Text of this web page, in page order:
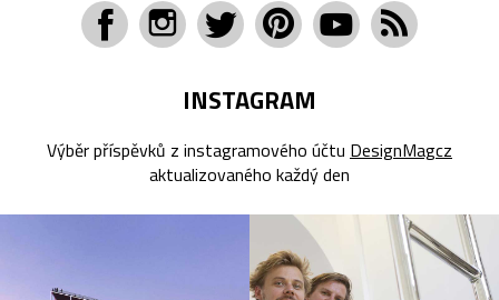
INSTAGRAM
Výběr příspěvků z instagramového účtu DesignMagcz
aktualizovaného každý den